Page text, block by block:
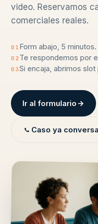
video. Reservamos
comerciales reales.
01 Form abajo, 5 minutos.
02 Te respondemos por
03Si encaja, abrimos slot
Ir al formulario
Caso ya